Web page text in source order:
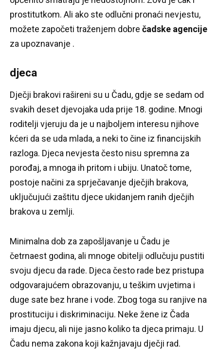
prostitutkom. Ali ako ste odlučni pronaći nevjestu,
možete započeti traženjem dobre čadske agencije
za upoznavanje .
djeca
Dječji brakovi rašireni su u Čadu, gdje se sedam od
svakih deset djevojaka uda prije 18. godine. Mnogi
roditelji vjeruju da je u najboljem interesu njihove
kćeri da se uda mlada, a neki to čine iz financijskih
razloga. Djeca nevjesta često nisu spremna za
porođaj, a mnoga ih pritom i ubiju. Unatoč tome,
postoje načini za sprječavanje dječjih brakova,
uključujući zaštitu djece ukidanjem ranih dječjih
brakova u zemlji.
Minimalna dob za zapošljavanje u Čadu je
četrnaest godina, ali mnoge obitelji odlučuju pustiti
svoju djecu da rade. Djeca često rade bez pristupa
odgovarajućem obrazovanju, u teškim uvjetima i
duge sate bez hrane i vode. Zbog toga su ranjive na
prostituciju i diskriminaciju. Neke žene iz Čada
imaju djecu, ali nije jasno koliko ta djeca primaju. U
Čadu nema zakona koji kažnjavaju dječji rad.